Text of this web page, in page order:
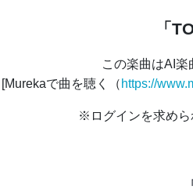
「
この楽曲はAI楽
[Murekaで曲を聴く（ https://
※ログインを求めら